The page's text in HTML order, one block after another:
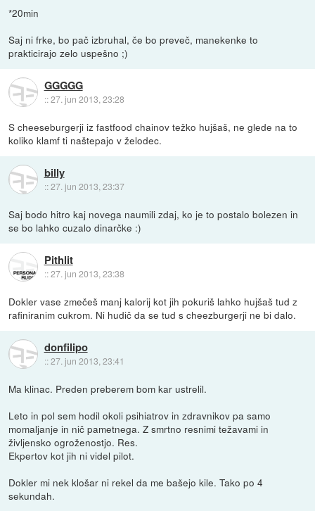
*20min
Saj ni frke, bo pač izbruhal, če bo preveč, manekenke to
prakticirajo zelo uspešno ;)
GGGGG
::27. jun 2013, 23:28
S cheeseburgerji iz fastfood chainov težko hujšaš, ne glede na to
koliko klamf ti naštepajo v želodec.
billy
::27. jun 2013, 23:37
Saj bodo hitro kaj novega naumili zdaj, ko je to postalo bolezen in
se bo lahko cuzalo dinarčke :)
Pithlit
::27. jun 2013, 23:38
Dokler vase zmečeš manj kalorij kot jih pokuriš lahko hujšaš tud z
rafiniranim cukrom. Ni hudič da se tud s cheezburgerji ne bi dalo.
donfilipo
::27. jun 2013, 23:41
Ma klinac. Preden preberem bom kar ustrelil.
Leto in pol sem hodil okoli psihiatrov in zdravnikov pa samo
momaljanje in nič pametnega. Z smrtno resnimi težavami in
življensko ogroženostjo. Res.
Ekpertov kot jih ni videl pilot.
Dokler mi nek klošar ni rekel da me bašejo kile. Tako po 4
sekundah.